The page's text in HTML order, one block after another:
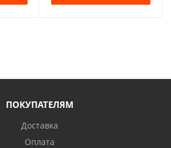
ПОКУПАТЕЛЯМ
Доставка
Оплата